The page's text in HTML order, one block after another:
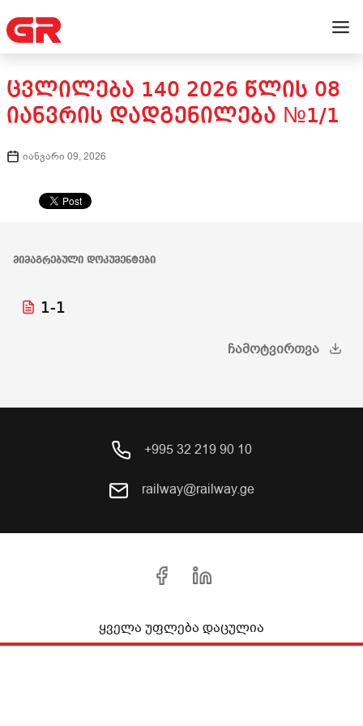
ᲪᲕᲚᲘᲚᲔᲑᲐ 140 2026 ᲬᲚᲘᲡ 08
ᲘᲐᲜᲕᲠᲘᲡ ᲓᲐᲓᲒᲔᲜᲘᲚᲔᲑᲐ №1/1
იანვარი 09, 2026
ᲛᲘᲛᲐᲒᲠᲔᲑᲣᲚᲘ ᲓᲝᲙᲣᲛᲔᲜᲢᲔᲑᲘ
1-1
ᲩᲐᲛᲝᲢᲕᲘᲠᲗᲕᲐ
+995 32 219 90 10
railway@railway.ge
ყველა უფლება დაცულია